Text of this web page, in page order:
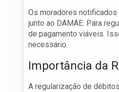
Os moradores
junto ao DAMAE. Para
de pagamento viáveis.
necessário.
Importância da
A regularização de